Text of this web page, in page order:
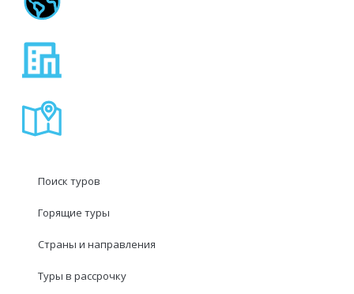
Поиск туров
Горящие туры
Страны и направления
Туры в рассрочку